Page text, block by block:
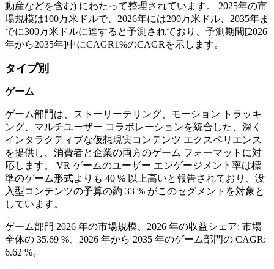
動産などを含む) にわたって整理されています。 2025年の市
場規模は100万米ドルで、2026年には200万米ドル、2035年ま
でに300万米ドルに達すると予測されており、予測期間[2026
年から2035年]中にCAGR1%のCAGRを示します。
タイプ別
ゲーム
ゲーム部門は、ストーリーテリング、モーション トラッキ
ング、マルチユーザー コラボレーションを統合した、深く
インタラクティブな仮想現実コンテンツ エクスペリエンス
を提供し、消費者と企業の両方のゲーム フォーマットに対
応します。 VR ゲームのユーザー エンゲージメント率は標
準のゲーム形式よりも 40 % 以上高いと報告されており、没
入型コンテンツの予算の約 33 % がこのセグメントを対象と
しています。
ゲーム部門 2026 年の市場規模、2026 年の収益シェア: 市場
全体の 35.69 %、2026 年から 2035 年のゲーム部門の CAGR:
6.62 %。